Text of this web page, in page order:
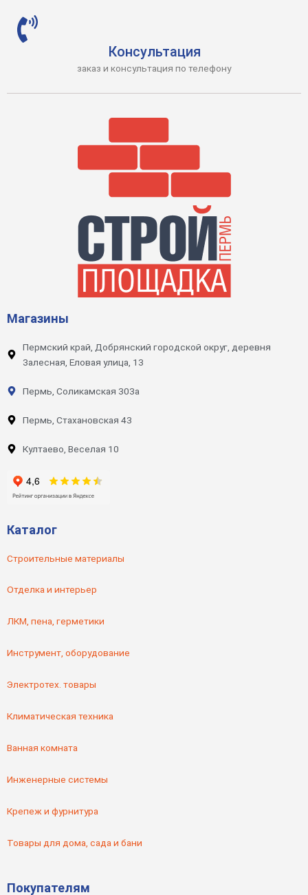
Консультация
заказ и консультация по телефону
Магазины
Пермский край, Добрянский городской округ, деревня
Залесная, Еловая улица, 13
Пермь, Соликамская 303а
Пермь, Стахановская 43
Култаево, Веселая 10
Каталог
Строительные материалы
Отделка и интерьер
ЛКМ, пена, герметики
Инструмент, оборудование
Электротех. товары
Климатическая техника
Ванная комната
Инженерные системы
Крепеж и фурнитура
Товары для дома, сада и бани
Покупателям